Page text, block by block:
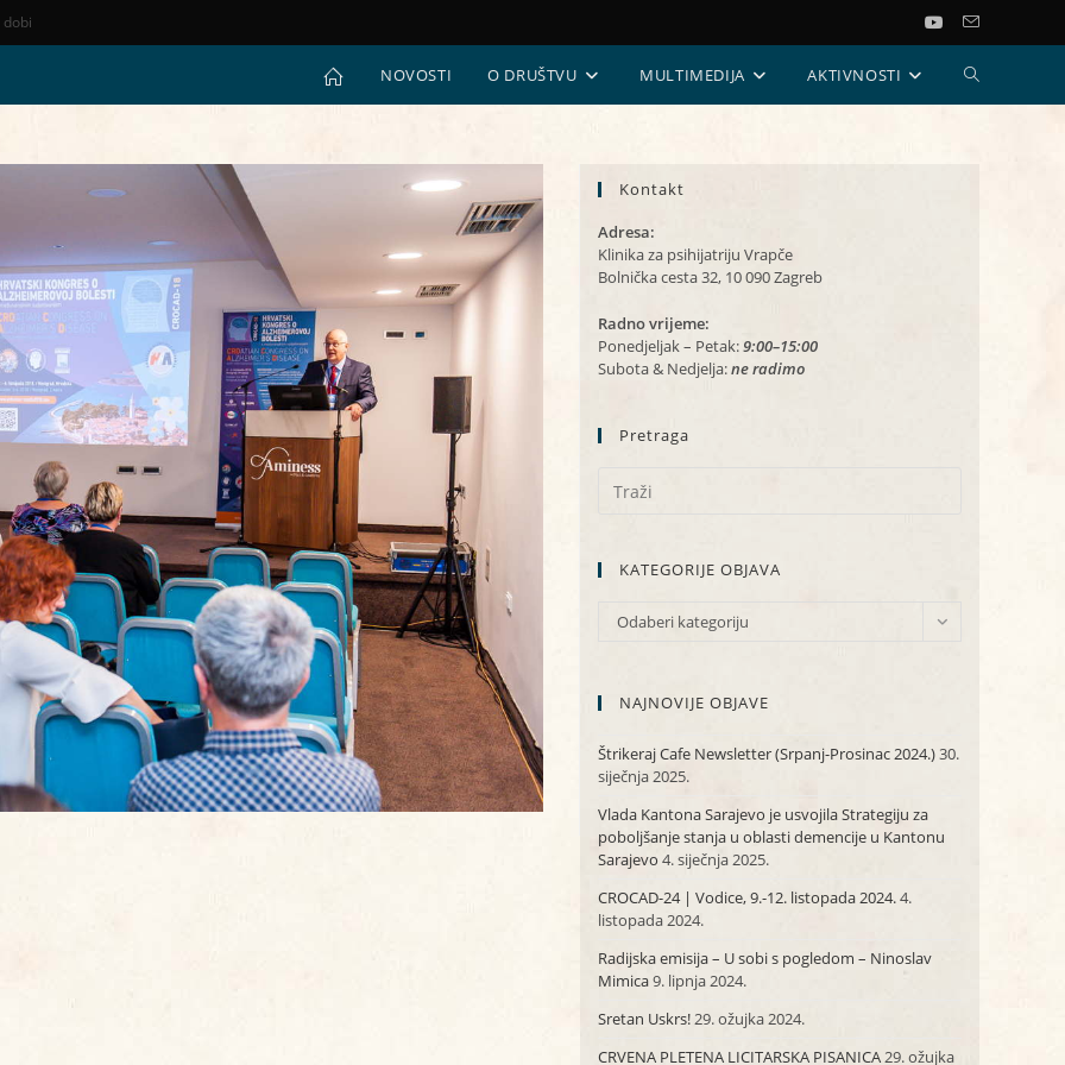
NOVOSTI O DRUŠTVU MULTIMEDIJA AKTIVNOSTI UKLJUČI/
Kontakt
Adresa:
Klinika za psihijatriju Vrapče
Bolnička cesta 32, 10 090 Zagreb
Radno vrijeme:
Ponedjeljak – Petak:9:00–15:00
Subota & Nedjelja:ne radimo
Pretraga
KATEGORIJE OBJAVA
KATEGORIJE
Odaberi kategoriju
NAJNOVIJE OBJAVE
Štrikeraj Cafe Newsletter (Srpanj-Prosinac 2024.)30.
siječnja 2025.
Vlada Kantona Sarajevo je usvojila Strategiju za
poboljšanje stanja u oblasti demencije u Kantonu
Sarajevo 4. siječnja 2025.
CROCAD-24 | Vodice, 9.-12. listopada 2024.4.
listopada 2024.
Radijska emisija – U sobi s pogledom – Ninoslav
Mimica9. lipnja 2024.
Sretan Uskrs!29. ožujka 2024.
CRVENA PLETENA LICITARSKA PISANICA29. ožujka